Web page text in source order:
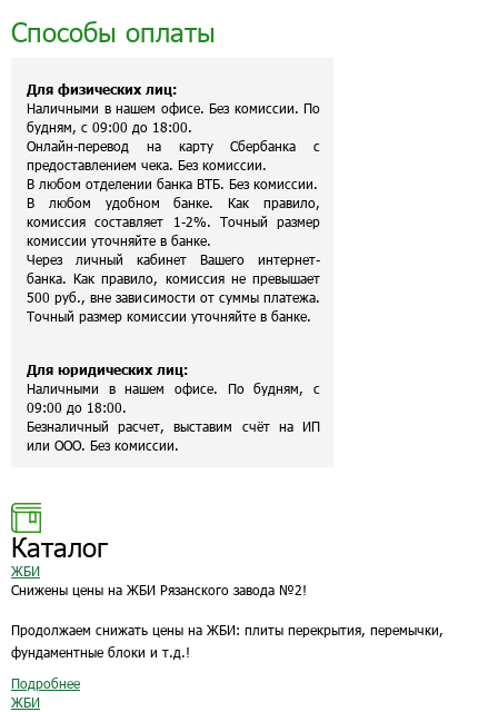
Способы оплаты
Для физических лиц:
Наличными в нашем офисе. Без комиссии. По
будням, с 09:00 до 18:00.
Онлайн-перевод на карту Сбербанка с
предоставлением чека. Без комиссии.
В любом отделении банка ВТБ. Без комиссии.
В любом удобном банке. Как правило,
комиссия составляет 1-2%. Точный размер
комиссии уточняйте в банке.
Через личный кабинет Вашего интернет-
банка. Как правило, комиссия не превышает
500 руб., вне зависимости от суммы платежа.
Точный размер комиссии уточняйте в банке.
Для юридических лиц:
Наличными в нашем офисе. По будням, с
09:00 до 18:00.
Безналичный расчет, выставим счёт на ИП
или ООО. Без комиссии.
Каталог
ЖБИ
Снижены цены на ЖБИ Рязанского завода №2!
Продолжаем снижать цены на ЖБИ: плиты перекрытия, перемычки,
фундаментные блоки и т.д.!
Подробнее
ЖБИ